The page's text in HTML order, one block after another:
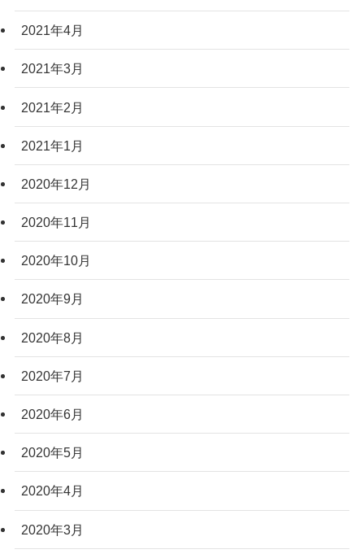
2021年4月
2021年3月
2021年2月
2021年1月
2020年12月
2020年11月
2020年10月
2020年9月
2020年8月
2020年7月
2020年6月
2020年5月
2020年4月
2020年3月